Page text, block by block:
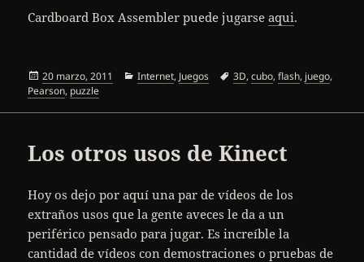
Cardboard Box Assembler puede jugarseaqui.
Publicado
el
20 marzo, 2011 Categorías
Internet, Juegos Etiquetas
3D,cubo,flash, juego,
Pearson, puzzle
Los otros usos de Kinect
Hoy os dejo por aquí una par de vídeos de los
extraños usos que la gente aveces le da a un
periférico pensado para jugar. Es increíble la
cantidad de vídeos con demostraciones o pruebas de